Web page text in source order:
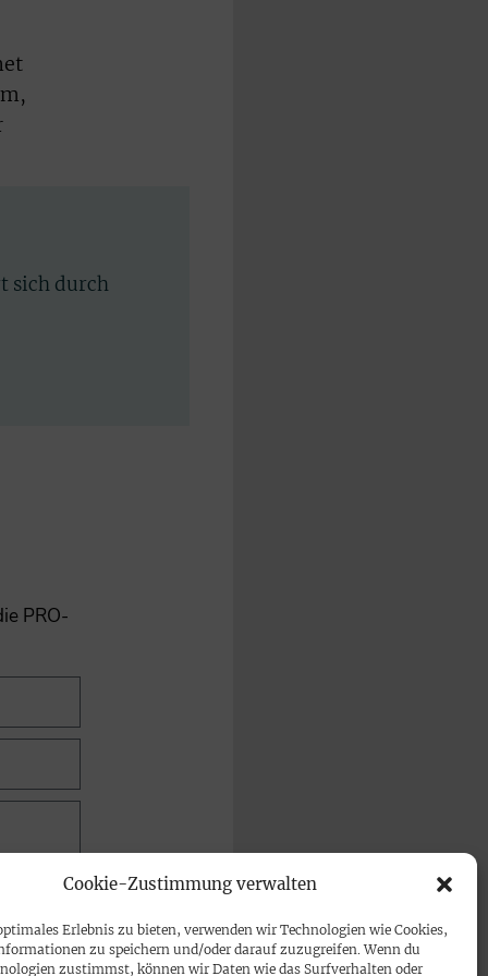
Cookie-Zustimmung verwalten
Erlebnis zu bieten, verwenden wir Technologien wie Cookies,
zu speichern und/oder darauf zuzugreifen. Wenn du
zustimmst, können wir Daten wie das Surfverhalten oder
sich durch
PRO-